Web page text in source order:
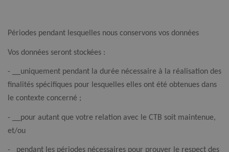
Périodes pendant lesquelles nous conservons vos données
Vos données seront stockées :
- __uniquement pendant la durée nécessaire à la réalisation des
finalités spécifiques pour lesquelles elles ont été obtenues dans
le contexte concerné ;
- __pour autant que votre relation avec le CTB soit maintenue,
et/ou
- _pendant les périodes nécessaires pour prouver le respect des